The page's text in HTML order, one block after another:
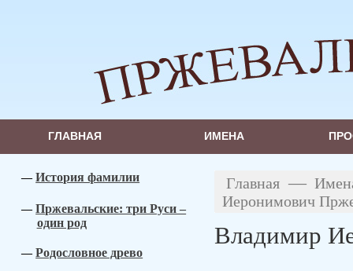
ГЛАВНАЯ ИМЕНА
История фамилии
Пржевальские: три Руси –
один род
Родословное древо
Главная —
Иеронимович
Владимир